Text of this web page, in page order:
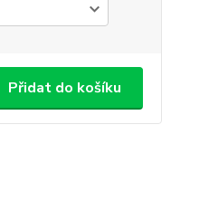
Přidat do košíku